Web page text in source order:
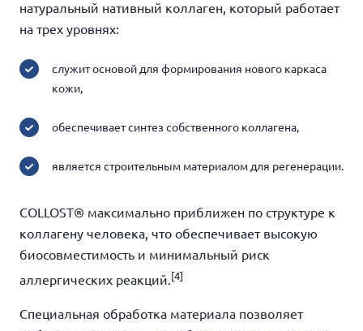
натуральный нативный коллаген, который работает
на трех уровнях:
служит основой для формирования нового каркаса
кожи,
обеспечивает синтез собственного коллагена,
является строительным материалом для регенерации.
СOLLOST® максимально приближен по структуре к
коллагену человека, что обеспечивает высокую
биосовместимость и минимальный риск
аллергических реакций.[4]
Специальная обработка материала позволяет